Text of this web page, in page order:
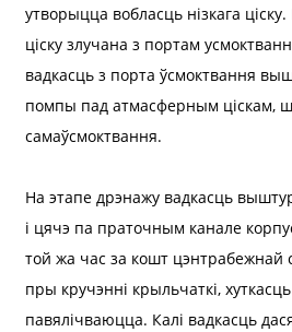
утворыцца вобласць нізкага ціску.
ціску злучана з портам
вадкасць з порта ўсмоктвання
помпы пад атмасферным ціскам,
самаўсмоктвання.
На этапе дрэнажу вадкасць
і цячэ па праточным канале
той жа час за кошт цэнтрабежнай
пры кручэнні крыльчаткі, хуткасць
павялічваюцца. Калі вадкасць